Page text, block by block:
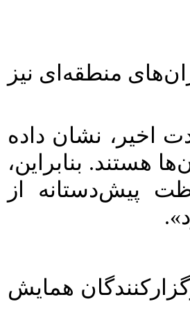
منطقه‌ای نیز
نشان داده
بنابراین،
از
همایش